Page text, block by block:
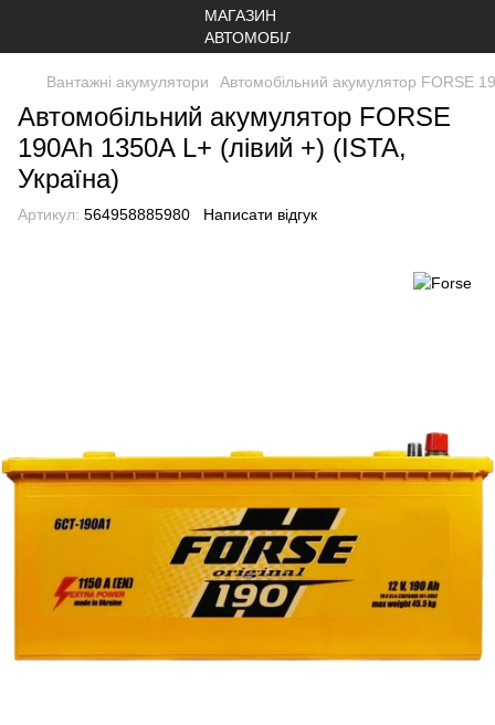
Вантажні акумулятори Автомобільний акумулятор FORSE
Автомобільний акумулятор FORSE
190Аh 1350A L+ (лівий +) (ISTA,
Україна)
Артикул: 564958885980 Написати відгук